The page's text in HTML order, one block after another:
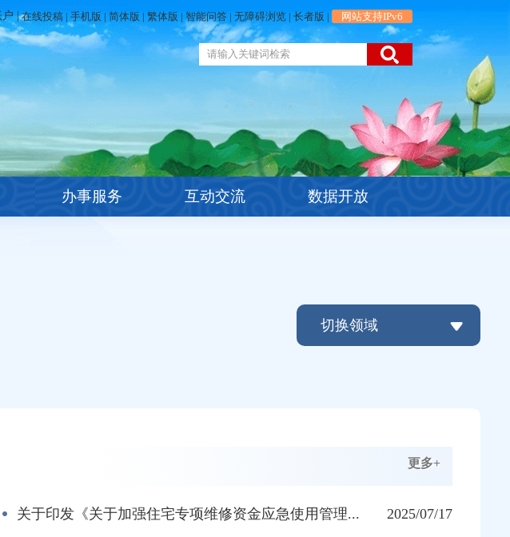
在线投稿 | 手机版 | 简体版 | 繁体版 | 智能问答 | 无障碍浏览 | 长者版 | 网站支持IPv6
办事服务 互动交流 数据开放
切换领域
更多+
2025/07/17
关于印发《关于加强住宅专项维修资金应急使用管理...